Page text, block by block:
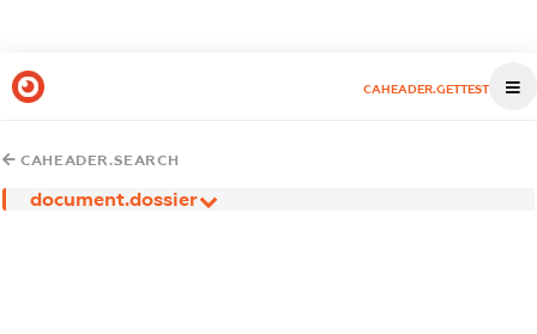
CAHEADER.GETTEST
CAHEADER.SEARCH
document.dossier